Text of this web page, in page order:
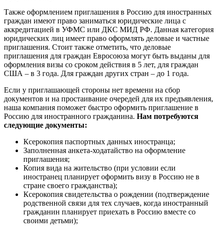
Также оформлением приглашения в Россию для иностранных
граждан имеют право заниматься юридические лица с
аккредитацией в УФМС или ДКС МИД РФ. Данная категория
юридических лиц имеет право оформлять деловые и частные
приглашения. Стоит также отметить, что деловые
приглашения для граждан Евросоюза могут быть выданы для
оформления визы со сроком действия в 5 лет, для граждан
США – в 3 года. Для граждан других стран – до 1 года.
Если у приглашающей стороны нет времени на сбор
документов и на простаивание очередей для их предъявления,
наша компания поможет быстро оформить приглашение в
Россию для иностранного гражданина. Нам потребуются
следующие документы:
Ксерокопия паспортных данных иностранца;
Заполненная анкета-ходатайство на оформление
приглашения;
Копия вида на жительство (при условии если
иностранец планирует оформить визу в Россию не в
стране своего гражданства);
Ксерокопия свидетельства о рождении (подтверждение
родственной связи для тех случаев, когда иностранный
гражданин планирует приехать в Россию вместе со
своими детьми);